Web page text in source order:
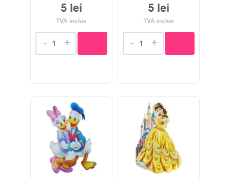
5 lei
TVA inclus
- +
5 lei
TVA inclus
- +